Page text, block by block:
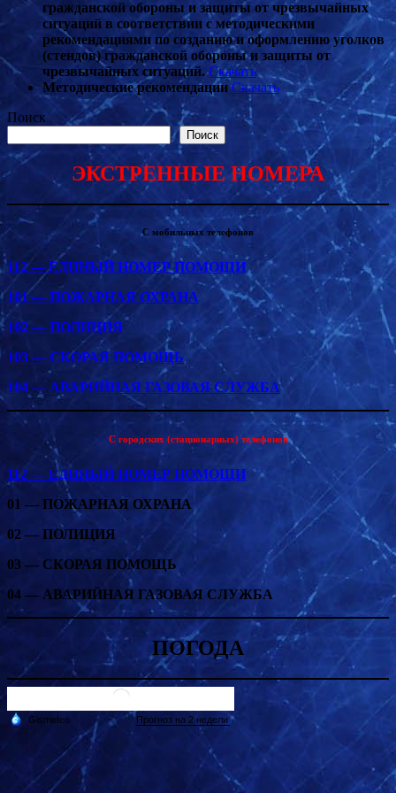
гражданской обороны и защиты от чрезвычайных
ситуаций в соответствии с методическими
рекомендациями по созданию и оформлению уголков
(стендов) гражданской обороны и защиты от
чрезвычайных ситуаций. Скачать
Методические рекомендации Скачать
Поиск
Поиск
ЭКСТРЕННЫЕ НОМЕРА
С мобильных телефонов
112 — ЕДИНЫЙ НОМЕР ПОМОЩИ
101 — ПОЖАРНАЯ ОХРАНА
102 — ПОЛИЦИЯ
103 — СКОРАЯ ПОМОЩЬ
104 — АВАРИЙНАЯ ГАЗОВАЯ СЛУЖБА
С городских (стационарных) телефонов
112 — ЕДИНЫЙ НОМЕР ПОМОЩИ
01 — ПОЖАРНАЯ ОХРАНА
02 — ПОЛИЦИЯ
03 — СКОРАЯ ПОМОЩЬ
04 — АВАРИЙНАЯ ГАЗОВАЯ СЛУЖБА
ПОГОДА